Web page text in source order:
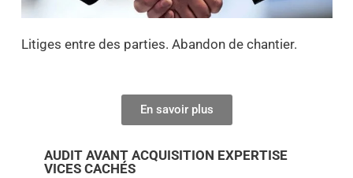
Litiges entre des parties. Abandon de chantier.
En savoir plus
AUDIT AVANT ACQUISITION EXPERTISE
VICES CACHÉS